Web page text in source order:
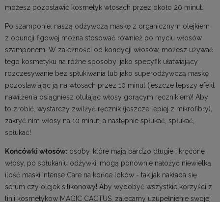
możesz pozostawić kosmetyk włosach przez około 20 minut.
Po szamponie: naszą odżywczą maskę z organicznym olejkiem
z opuncji figowej można stosować również po myciu włosów
szamponem. W zależności od kondycji włosów, możesz używać
tego kosmetyku na różne sposoby: jako specyfik ułatwiający
rozczesywanie bez spłukiwania lub jako superodżywczą maskę
pozostawiając ją na włosach przez 10 minut (jeszcze lepszy efekt
nawilżenia osiągniesz otulając włosy gorącym ręcznikiem)! Aby
to zrobić, wystarczy zwilżyć ręcznik (jeszcze lepiej z mikrofibry),
zakryć nim włosy na 10 minut, a następnie spłukać, spłukać,
spłukać!
Końcówki włosów: osoby, które mają bardzo długie i kręcone
włosy, po spłukaniu odżywki, mogą ponownie nałożyć niewielką
ilość maski Intense Care na końce loków - tak jak nakłada się
serum czy olejek silikonowy! Aby wydobyć wszystkie korzyści z
linii kosmetyków MAGIC CACTUS, zalecamy uzupełnienie swojej